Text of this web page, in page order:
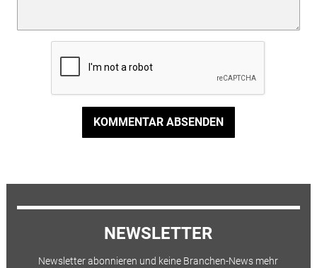
KOMMENTAR ABSENDEN
NEWSLETTER
Newsletter abonnieren und keine Branchen-News mehr